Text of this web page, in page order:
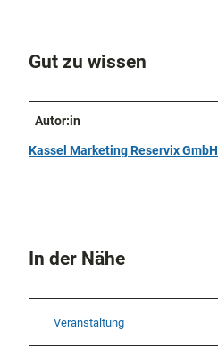
Gut zu wissen
Autor:in
Kassel Marketing Reservix GmbH
In der Nähe
Veranstaltung